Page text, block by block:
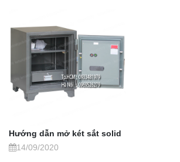
Hướng dẫn mở két sắt solid
14/09/2020